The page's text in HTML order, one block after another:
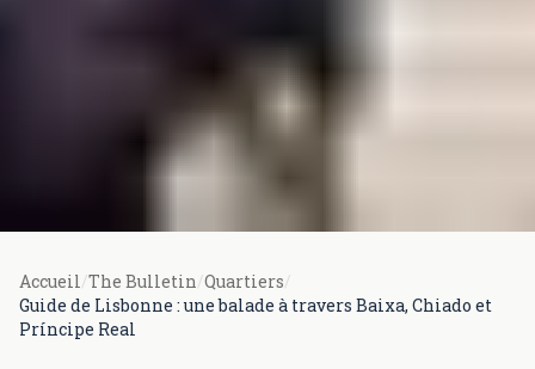
Accueil/The Bulletin/Quartiers/
Guide de Lisbonne : une balade à travers Baixa, Chiado et
Príncipe Real